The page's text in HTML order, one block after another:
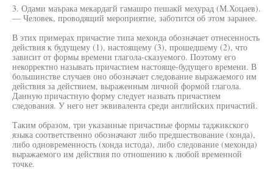
3. Одами маърака мекардагй гамашро пешакй мехурад (М.Хоцаев).
— Человек, проводящий мероприятие, заботится об этом заранее.
В этих примерах причастие типа мехонда обозначает отнесенность
действия к будущему (1), настоящему (3), прошедшему (2), что
зависит от формы времени глагола-сказуемого. Поэтому его
некорректно называть причастием настояще-будущего времени. В
большинстве случаев оно обозначает следование выражаемого им
действия за действием, выраженным личной формой глагола.
Данную причастную форму следует назвать причастием
следования. У него нет эквивалента среди английских причастий.
Таким образом, три указанные причастные формы таджикского
языка соответственно обозначают либо предшествование (хонда),
либо одновременность (хонда истода), либо следование (мехонда)
выражаемого им действия по отношению к любой временной
точке.